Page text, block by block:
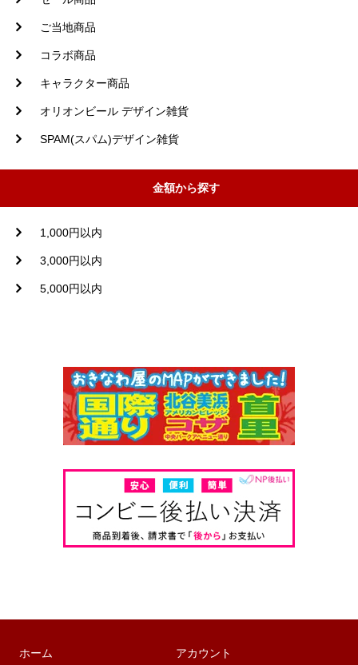
ご当地商品
コラボ商品
キャラクター商品
オリオンビール デザイン雑貨
SPAM(スパム)デザイン雑貨
金額から探す
1,000円以内
3,000円以内
5,000円以内
ホーム
アカウント